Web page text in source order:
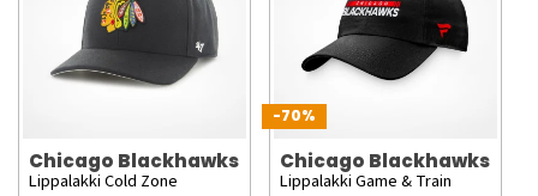
Chicago Blackhawks
Lippalakki Cold Zone
-70%
Chicago Blackhawks
Lippalakki Game & Train